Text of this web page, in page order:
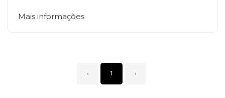
Mais informações
‹ 1 ›